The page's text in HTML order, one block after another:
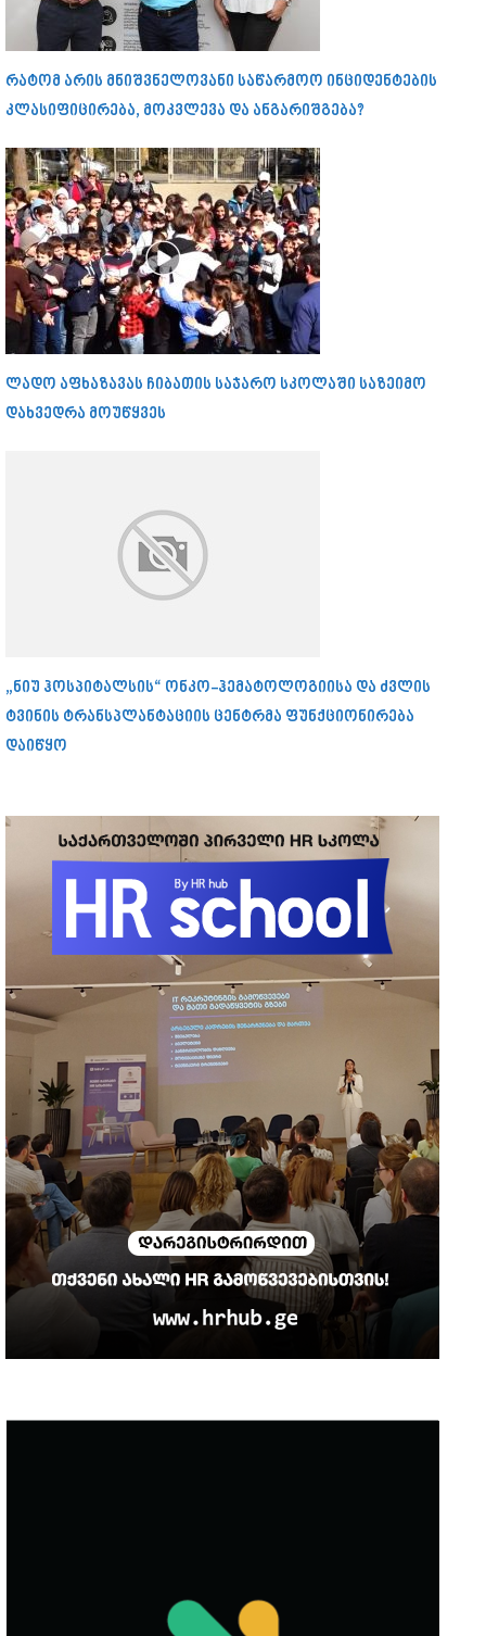
რატომ არის მნიშვნელოვანი საწარმოო ინციდენტების
კლასიფიცირება, მოკვლევა და ანგარიშგება?
ლადო აფხაზავას ჩიბათის საჯარო სკოლაში საზეიმო
დახვედრა მოუწყვეს
„ნიუ ჰოსპიტალსის“ ონკო-ჰემატოლოგიისა და ძვლის
ტვინის ტრანსპლანტაციის ცენტრმა ფუნქციონირება
დაიწყო